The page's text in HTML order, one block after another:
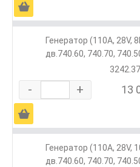
Ä
Генератор (110А, 28V,
дв.740.60, 740.70,
- + 13
Ä
Генератор (110А, 28V,
дв.740.60, 740.70,